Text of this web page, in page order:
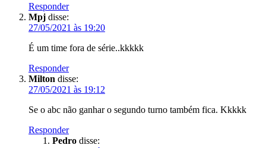
Responder
Mpj disse:
27/05/2021 às 19:20
É um time fora de série..kkkkk
Responder
Milton disse:
27/05/2021 às 19:12
Se o abc não ganhar o segundo turno também fica. Kkkkk
Responder
Pedro disse: